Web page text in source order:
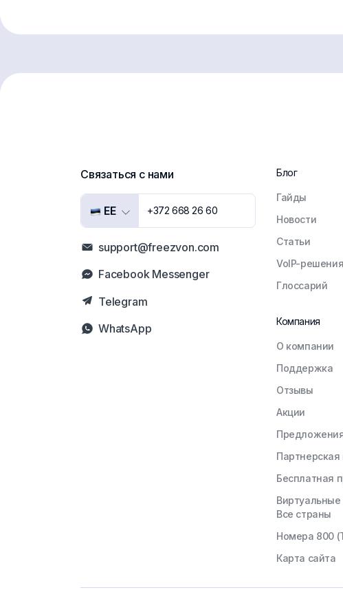
Связаться с нами
EE +372 668 26 60
support@freezvon.com
Facebook Messenger
Telegram
WhatsApp
Блог
Гайды
Новости
Статьи
VoIP-решения
Глоссарий
Компания
О компании
Поддержка
Отзывы
Акции
Бесплатная
Все страны
Номера 800
Карта сайта